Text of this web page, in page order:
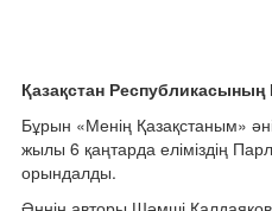
Қазақстан Республикасының
Бұрын «Менің Қазақстаным»
жылы 6 қаңтарда еліміздің
орындалды.